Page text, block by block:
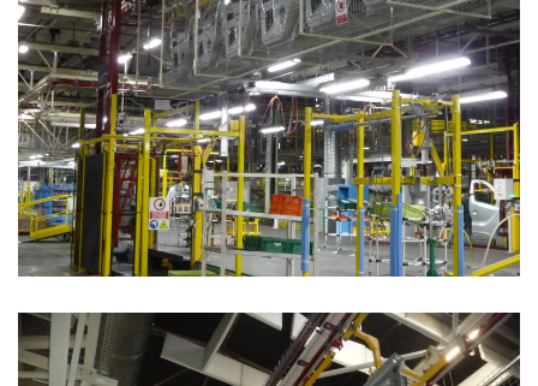
Stockage aérien de portières par accumulation